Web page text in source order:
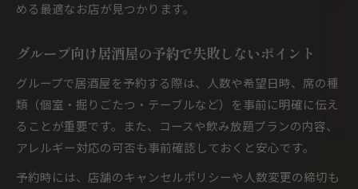
める最適なお店が見つかります。
グループ向け居酒屋の予約で失敗しないポイント
グループで居酒屋を予約する際は、人数や希望日時、席の種
類（個室・掘りごたつ・テーブルなど）を事前に明確に伝え
ることが重要です。また、コースや飲み放題プランの内容、
アレルギー対応の可否も事前確認しておくと安心です。
予約時には、店舗のキャンセルポリシーや人数変更の締切も